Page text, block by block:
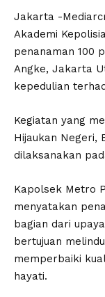
Jakarta -
Akademi
penanaman 100
Angke, Jakarta
kepedulian
Kegiatan yang
Hijaukan Negeri,
dilaksanakan
Kapolsek Metro
menyatakan
bagian dari
bertujuan
memperbaiki
hayati.